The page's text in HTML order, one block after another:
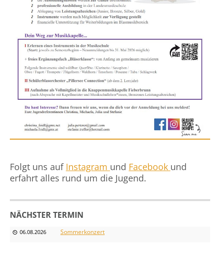
Folgt uns auf Instagram und Facebook und
erfahrt alles rund um die Jugend.
NÄCHSTER TERMIN
06.08.2026 Sommerkonzert